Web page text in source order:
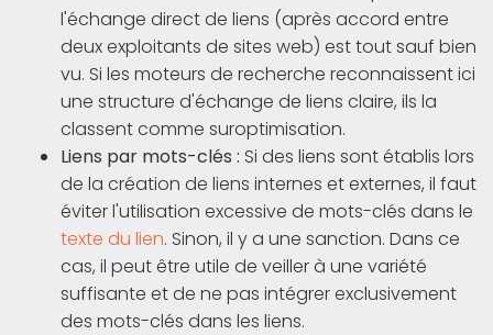
l'échange direct de liens (après accord entre
deux exploitants de sites web) est tout sauf bien
vu. Si les moteurs de recherche reconnaissent ici
une structure d'échange de liens claire, ils la
classent comme suroptimisation.
Liens par mots-clés : Si des liens sont établis lors
de la création de liens internes et externes, il faut
éviter l'utilisation excessive de mots-clés dans le
texte du lien. Sinon, il y a une sanction. Dans ce
cas, il peut être utile de veiller à une variété
suffisante et de ne pas intégrer exclusivement
des mots-clés dans les liens.